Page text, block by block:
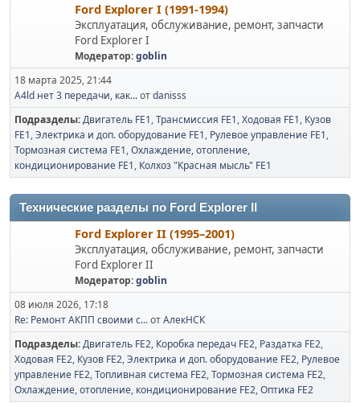
Ford Explorer I (1991-1994)
Эксплуатация, обслуживание, ремонт, запчасти
Ford Explorer I
Модератор:goblin
18 марта 2025, 21:44
A4ld нет 3 передачи, как...отdanisss
Подразделы Двигатель FE1 Трансмиссия FE1 Ходовая FE1 Кузов
FE1 Электрика и доп. оборудование FE1 Рулевое управление FE1
Тормозная система FE1 Охлаждение, отопление,
кондиционирование FE1 Колхоз "Красная мысль" FE1
Технические разделы по Ford Explorer II
Ford Explorer II (1995–2001)
Эксплуатация, обслуживание, ремонт, запчасти
Ford Explorer II
Модератор:goblin
08 июля 2026, 17:18
Re: Ремонт АКПП своими с...отАлекНСК
Подразделы Двигатель FE2 Коробка передач FE2 Раздатка FE2
Ходовая FE2 Кузов FE2 Электрика и доп. оборудование FE2 Рулевое
управление FE2 Топливная система FE2 Тормозная система FE2
Охлаждение, отопление, кондиционирование FE2 Оптика FE2